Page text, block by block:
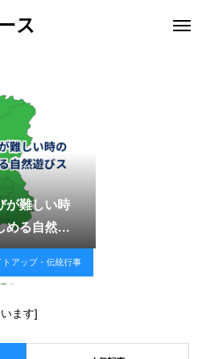
ス
が難しい時
める自然遊
アップ・伝統行事
ます]